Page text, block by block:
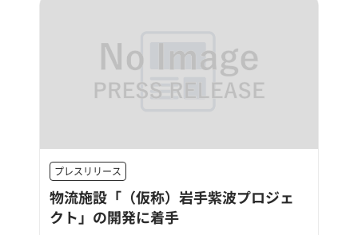
プレスリリース
物流施設「（仮称）岩手紫波プロジェ
クト」の開発に着手